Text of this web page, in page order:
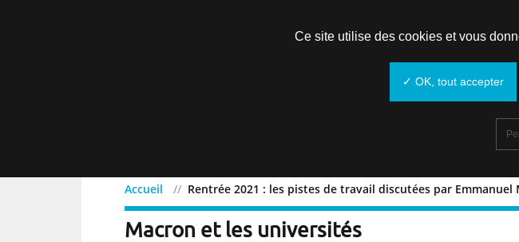
Accueil Rentrée 2021 : les pistes de travail discutées par
Rentrée 2021 : les pistes de travail
Macron et les universités
Ce site utilise des cookies et vous
✓ OK, tout accepter